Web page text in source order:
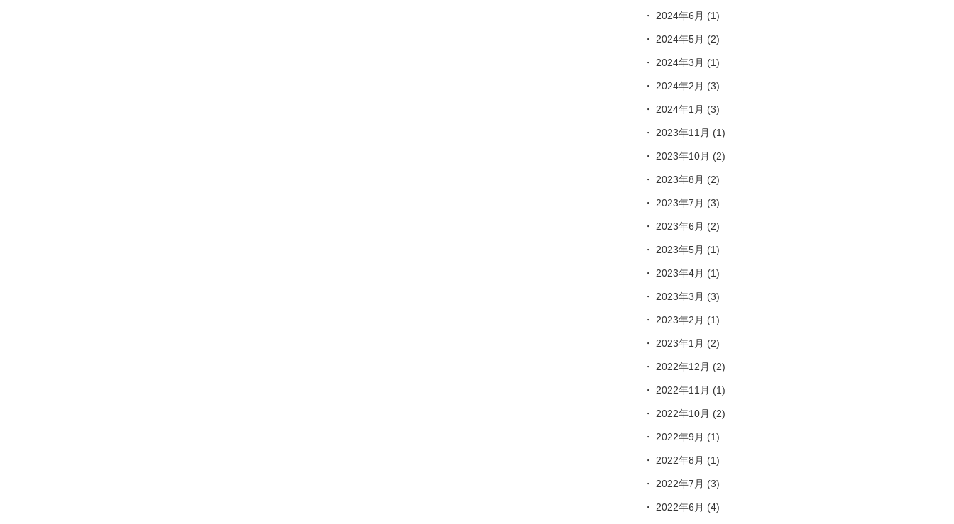
2024年6月 (1)
2024年5月 (2)
2024年3月 (1)
2024年2月 (3)
2024年1月 (3)
2023年11月 (1)
2023年10月 (2)
2023年8月 (2)
2023年7月 (3)
2023年6月 (2)
2023年5月 (1)
2023年4月 (1)
2023年3月 (3)
2023年2月 (1)
2023年1月 (2)
2022年12月 (2)
2022年11月 (1)
2022年10月 (2)
2022年9月 (1)
2022年8月 (1)
2022年7月 (3)
2022年6月 (4)